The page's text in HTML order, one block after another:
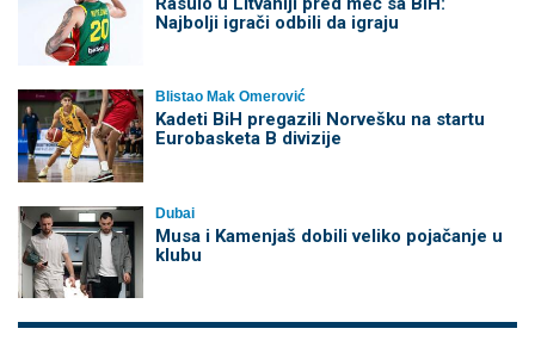
Najbolji igrači odbili da igraju
Blistao Mak Omerović
Kadeti BiH pregazili Norvešku na startu
Eurobasketa B divizije
Dubai
Musa i Kamenjaš dobili veliko pojačanje u
klubu